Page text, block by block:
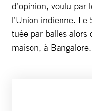
d’opinion, voulu par
l’Union indienne.
tuée par balles alors
maison, à